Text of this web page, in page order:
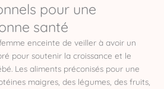
pour une
santé
enceinte de veiller à avoir un
pour soutenir la croissance et le
Les aliments préconisés pour une
maigres, des légumes, des fruits,